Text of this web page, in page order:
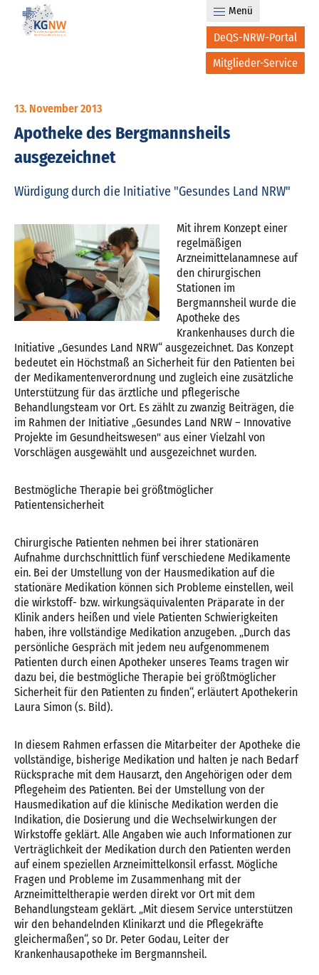
DeQS-NRW-Portal
Mitglieder-Service
Menü
13. November 2013
Apotheke des Bergmannsheils
ausgezeichnet
Würdigung durch die Initiative "Gesundes Land NRW"
Mit ihrem Konzept einer
regelmäßigen
Arzneimittelanamnese auf
den chirurgischen
Stationen im
Bergmannsheil wurde die
Apotheke des
Krankenhauses durch die
Initiative „Gesundes Land NRW“ ausgezeichnet. Das Konzept
bedeutet ein Höchstmaß an Sicherheit für den Patienten bei
der Medikamentenverordnung und zugleich eine zusätzliche
Unterstützung für das ärztliche und pflegerische
Behandlungsteam vor Ort. Es zählt zu zwanzig Beiträgen, die
im Rahmen der Initiative „Gesundes Land NRW – Innovative
Projekte im Gesundheitswesen" aus einer Vielzahl von
Vorschlägen ausgewählt und ausgezeichnet wurden.
Bestmögliche Therapie bei größtmöglicher
Patientensicherheit
Chirurgische Patienten nehmen bei ihrer stationären
Aufnahme durchschnittlich fünf verschiedene Medikamente
ein. Bei der Umstellung von der Hausmedikation auf die
stationäre Medikation können sich Probleme einstellen, weil
die wirkstoff- bzw. wirkungsäquivalenten Präparate in der
Klinik anders heißen und viele Patienten Schwierigkeiten
haben, ihre vollständige Medikation anzugeben. „Durch das
persönliche Gespräch mit jedem neu aufgenommenem
Patienten durch einen Apotheker unseres Teams tragen wir
dazu bei, die bestmögliche Therapie bei größtmöglicher
Sicherheit für den Patienten zu finden“, erläutert Apothekerin
Laura Simon (s. Bild).
In diesem Rahmen erfassen die Mitarbeiter der Apotheke die
vollständige, bisherige Medikation und halten je nach Bedarf
Rücksprache mit dem Hausarzt, den Angehörigen oder dem
Pflegeheim des Patienten. Bei der Umstellung von der
Hausmedikation auf die klinische Medikation werden die
Indikation, die Dosierung und die Wechselwirkungen der
Wirkstoffe geklärt. Alle Angaben wie auch Informationen zur
Verträglichkeit der Medikation durch den Patienten werden
auf einem speziellen Arzneimittelkonsil erfasst. Mögliche
Fragen und Probleme im Zusammenhang mit der
Arzneimitteltherapie werden direkt vor Ort mit dem
Behandlungsteam geklärt. „Mit diesem Service unterstützen
wir den behandelnden Klinikarzt und die Pflegekräfte
gleichermaßen“, so Dr. Peter Godau, Leiter der
Krankenhausapotheke im Bergmannsheil.